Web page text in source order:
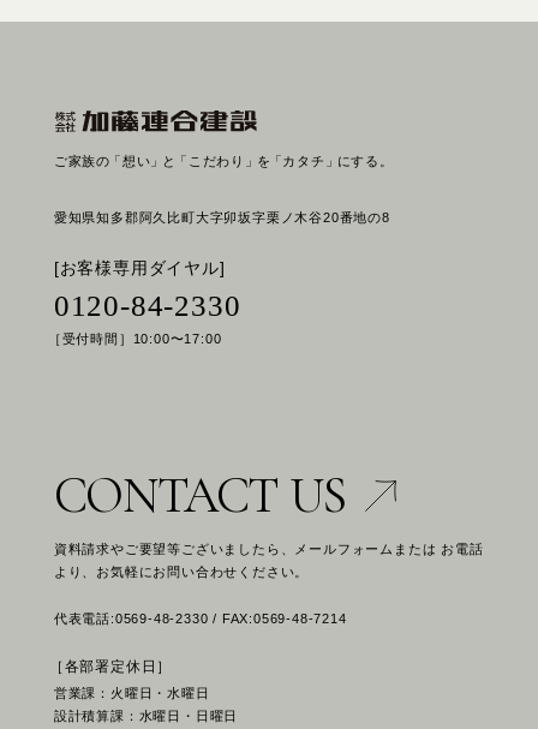
ご家族の「想い」と 「こだわり」を「カタチ」にする。
愛知県知多郡阿久比町大字卯坂字栗ノ木谷20番地の8
[お客様専用ダイヤル]
0120-84-2330
［受付時間］10:00〜17:00
CONTACT US
資料請求やご要望等ございましたら、メールフォームまたは お電話
より、お気軽にお問い合わせください。
代表電話:0569-48-2330 / FAX:0569-48-7214
［各部署定休日］
営業課：火曜日・水曜日
設計積算課：水曜日・日曜日